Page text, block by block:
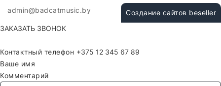
admin@badcatmusic.by
Создание сайтов beseller
ЗАКАЗАТЬ ЗВОНОК
Контактный телефон
Ваше имя
Комментарий